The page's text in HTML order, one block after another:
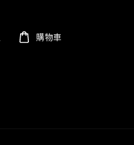
購物車